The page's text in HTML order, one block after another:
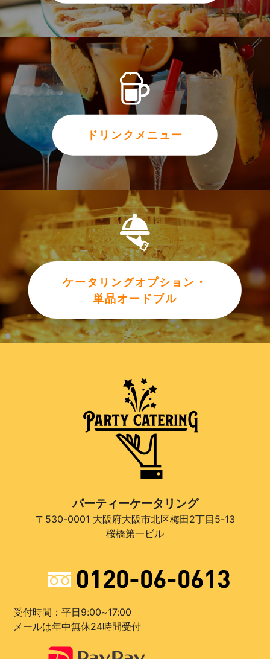
ドリンクメニュー
ケータリングオプション・
単品オードブル
パーティーケータリング
〒530-0001 大阪府大阪市北区梅田2丁目5-13
桜橋第一ビル
受付時間：平日9:00~17:00
メールは年中無休24時間受付